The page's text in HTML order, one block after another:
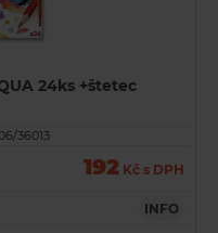
24ks +štetec
36013
192 Kč s DPH
INFO